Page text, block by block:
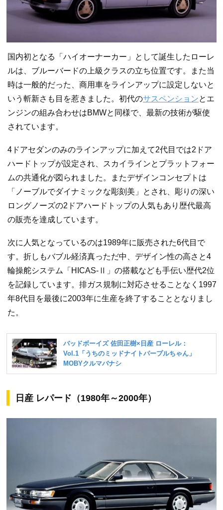
国内初となる「ハイオーナーカー」として誕生したローレ
ルは、ブルーバードの上級クラスの立ち位置です。また当
時は一般的だった、商用車をラインアップに設定しないと
いう斬新さも目を惹きました。初代のサスペンションとエ
ンジンの組み合わせはBMWと同様で、最新の技術が駆使
されています。
4ドアセダンのみのラインアップに加えて2代目では2ドア
ハードトップが設定され、スカイラインとプラットフォー
ムの共通化が図られました。またデザインコンセプトは
「ノーブルでダイナミックな彫刻美」とされ、彫りの深い
ロングノーズの2ドアハードトップの人気もあり歴代最高
の販売を達成しています。
次に人気となっているのは1989年に販売された6代目で
す。折しもバブル経済真っただ中、デザイン性の高さと4
輪操舵システム「HICAS-Ⅱ」の搭載なども手伝い歴代2位
を記録しています。排ガス規制に対応させることなく1997
年8代目を最後に2003年に生産を終了することとなりまし
た。
日産 レパード（1980年～2000年）